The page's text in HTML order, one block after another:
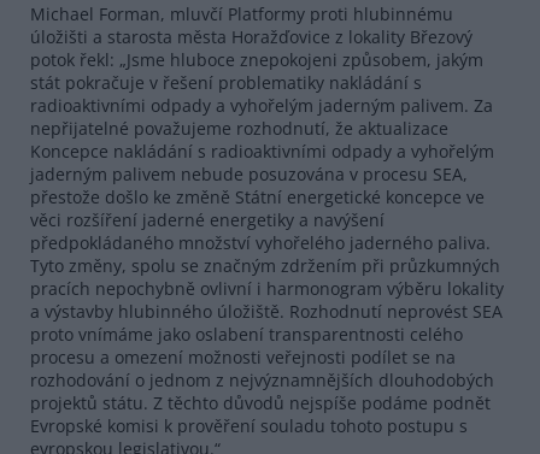
Michael Forman, mluvčí Platformy proti hlubinnému
úložišti a starosta města Horažďovice z lokality Březový
potok řekl: „Jsme hluboce znepokojeni způsobem, jakým
stát pokračuje v řešení problematiky nakládání s
radioaktivními odpady a vyhořelým jaderným palivem. Za
nepřijatelné považujeme rozhodnutí, že aktualizace
Koncepce nakládání s radioaktivními odpady a vyhořelým
jaderným palivem nebude posuzována v procesu SEA,
přestože došlo ke změně Státní energetické koncepce ve
věci rozšíření jaderné energetiky a navýšení
předpokládaného množství vyhořelého jaderného paliva.
Tyto změny, spolu se značným zdržením při průzkumných
pracích nepochybně ovlivní i harmonogram výběru lokality
a výstavby hlubinného úložiště. Rozhodnutí neprovést SEA
proto vnímáme jako oslabení transparentnosti celého
procesu a omezení možnosti veřejnosti podílet se na
rozhodování o jednom z nejvýznamnějších dlouhodobých
projektů státu. Z těchto důvodů nejspíše podáme podnět
Evropské komisi k prověření souladu tohoto postupu s
evropskou legislativou.“